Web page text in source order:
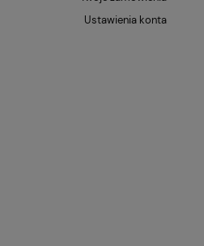
Ustawienia konta